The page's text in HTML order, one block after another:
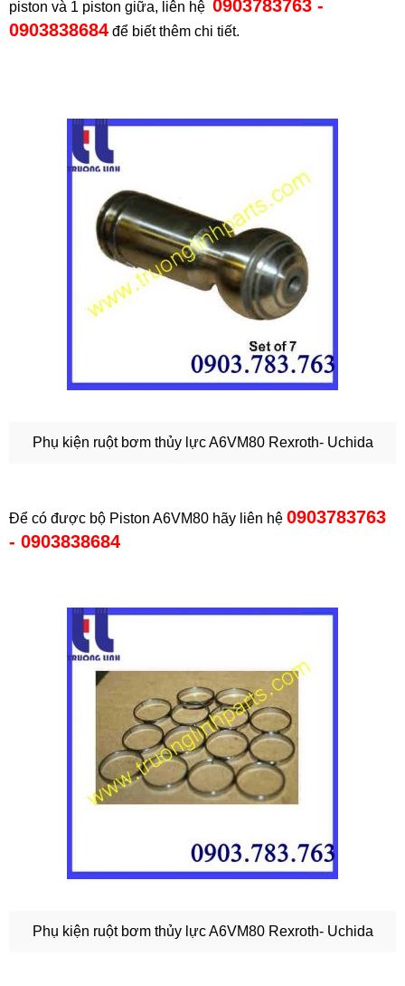
piston và 1 piston giữa, liên hệ 0903783763 -
0903838684 để biết thêm chi tiết.
Phụ kiện ruột bơm thủy lực A6VM80 Rexroth- Uchida
Để có được bộ Piston A6VM80 hãy liên hệ 0903783763
- 0903838684
Phụ kiện ruột bơm thủy lực A6VM80 Rexroth- Uchida